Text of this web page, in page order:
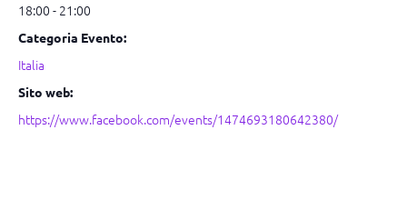
18:00 - 21:00
Categoria Evento:
Italia
Sito web:
https://www.facebook.com/events/1474693180642380/